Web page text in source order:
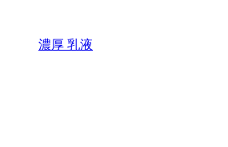
濃厚 乳液